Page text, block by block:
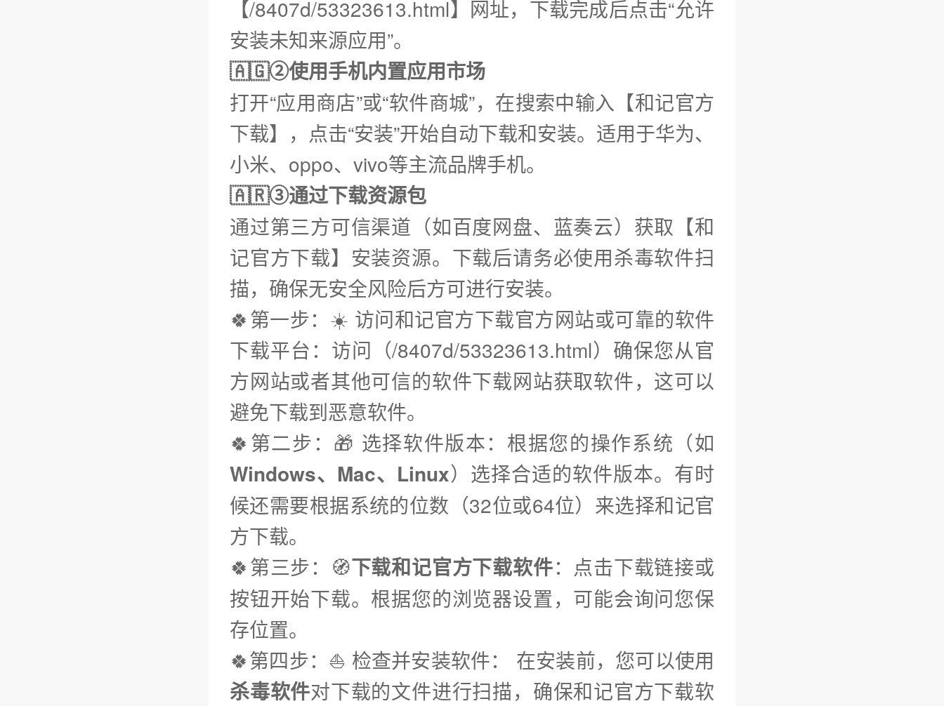
【/8407d/53323613.html】网址，下载完成后点击“允许
安装未知来源应用”。
🇦🇬②使用手机内置应用市场
打开“应用商店”或“软件商城”，在搜索中输入【和记官方
下载】，点击“安装”开始自动下载和安装。适用于华为、
小米、oppo、vivo等主流品牌手机。
🇦🇷③通过下载资源包
通过第三方可信渠道（如百度网盘、蓝奏云）获取【和
记官方下载】安装资源。下载后请务必使用杀毒软件扫
描，确保无安全风险后方可进行安装。
🍀第一步：☀️ 访问和记官方下载官方网站或可靠的软件
下载平台：访问（/8407d/53323613.html）确保您从官
方网站或者其他可信的软件下载网站获取软件，这可以
避免下载到恶意软件。
🍀第二步：🎁 选择软件版本：根据您的操作系统（如
Windows、Mac、Linux）选择合适的软件版本。有时
候还需要根据系统的位数（32位或64位）来选择和记官
方下载。
🍀第三步：🧭下载和记官方下载软件：点击下载链接或
按钮开始下载。根据您的浏览器设置，可能会询问您保
存位置。
🍀第四步：⛵️ 检查并安装软件： 在安装前，您可以使用
杀毒软件对下载的文件进行扫描，确保和记官方下载软